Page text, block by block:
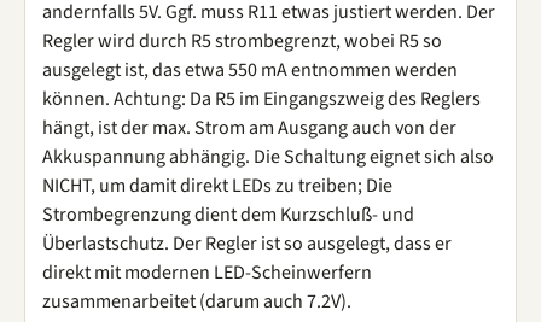
andernfalls 5V. Ggf. muss R11 etwas justiert werden. Der
Regler wird durch R5 strombegrenzt, wobei R5 so
ausgelegt ist, das etwa 550 mA entnommen werden
können. Achtung: Da R5 im Eingangszweig des Reglers
hängt, ist der max. Strom am Ausgang auch von der
Akkuspannung abhängig. Die Schaltung eignet sich also
NICHT, um damit direkt LEDs zu treiben; Die
Strombegrenzung dient dem Kurzschluß- und
Überlastschutz. Der Regler ist so ausgelegt, dass er
direkt mit modernen LED-Scheinwerfern
zusammenarbeitet (darum auch 7.2V).